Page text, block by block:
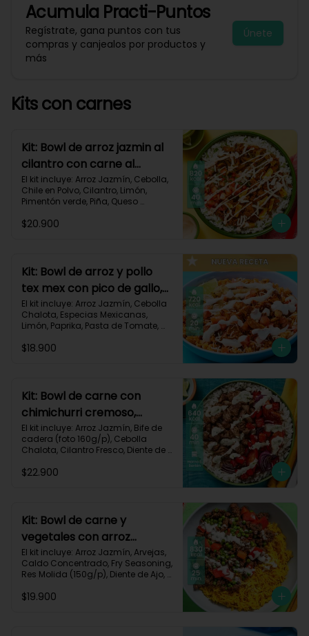
Acumula Practi-Puntos
Regístrate, gana puntos con tus
compras y canjealos por productos y
más
Únete
Kits con carnes
Kit: Bowl de arroz jazmin al
cilantro con carne al
pastor y pico de gallo-84
El kit incluye: Arroz Jazmín, Cebolla,
Chile en Polvo, Cilantro, Limón,
Pimentón verde, Piña, Queso
(150g/p), Sour Cream, Tomate,
Grasas 46g | Proteínas 30g
$20.900
Kit: Bowl de arroz y pollo
tex mex con pico de gallo,
queso y sour cream-147
El kit incluye: Arroz Jazmín, Cebolla
Chalota, Especias Mexicanas,
Limón, Paprika, Pasta de Tomate,
Sour Cream, Tomate, Receta
Grasas 25g | Proteínas 41g
$18.900
Kit: Bowl de carne con
chimichurri cremoso,
pimentón y tomate-115
El kit incluye: Arroz Jazmín, Bife de
cadera (foto 160g/p), Cebolla
Chalota, Cilantro Fresco, Diente de
Suroeste, Pimentón Rojo, Sour
Proteínas 44g
$22.900
Kit: Bowl de carne y
vegetales con arroz
dorado-94
El kit incluye: Arroz Jazmín, Arvejas,
Caldo Concentrado, Fry Seasoning,
Res Molida (150g/p), Diente de Ajo,
Rojo, Receta Impresa.
$19.900